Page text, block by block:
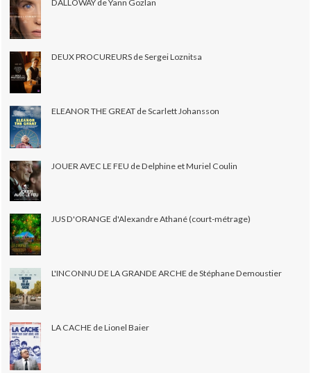
DALLOWAY de Yann Gozlan
DEUX PROCUREURS de Sergei Loznitsa
ELEANOR THE GREAT de Scarlett Johansson
JOUER AVEC LE FEU de Delphine et Muriel Coulin
JUS D'ORANGE d'Alexandre Athané (court-métrage)
L'INCONNU DE LA GRANDE ARCHE de Stéphane Demoustier
LA CACHE de Lionel Baier